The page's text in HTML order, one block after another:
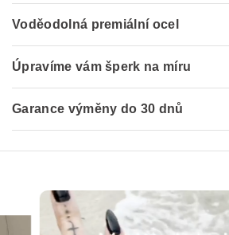
Voděodolná premiální ocel
Úpravíme vám šperk na míru
Garance výměny do 30 dnů